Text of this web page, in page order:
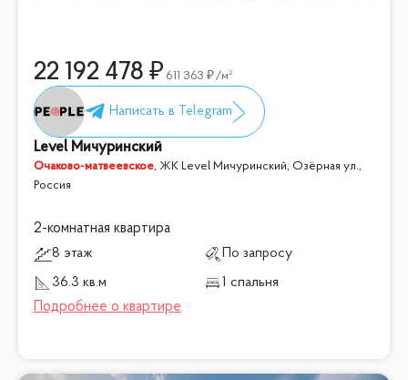
22 192 478 611 363 /м²
Level Мичуринский
Очаково-матвеевское, ЖК Level Мичуринский, Озёрная ул.,
Россия
2-комнатная квартира
8 этаж
По запросу
36.3 кв.м
1 спальня